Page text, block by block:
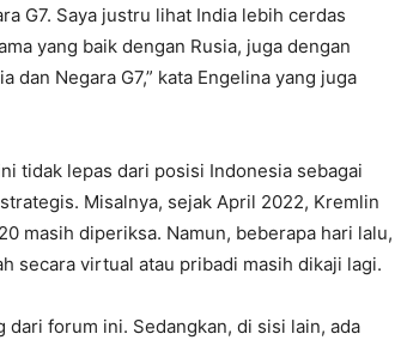
G7. Saya justru lihat India lebih cerdas
yang baik dengan Rusia, juga dengan
dan Negara G7,” kata Engelina yang juga
tidak lepas dari posisi Indonesia sebagai
Misalnya, sejak April 2022, Kremlin
masih diperiksa. Namun, beberapa hari lalu,
secara virtual atau pribadi masih dikaji lagi.
forum ini. Sedangkan, di sisi lain, ada